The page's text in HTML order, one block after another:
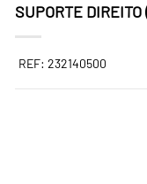
SUPORTE
REF: 232140500